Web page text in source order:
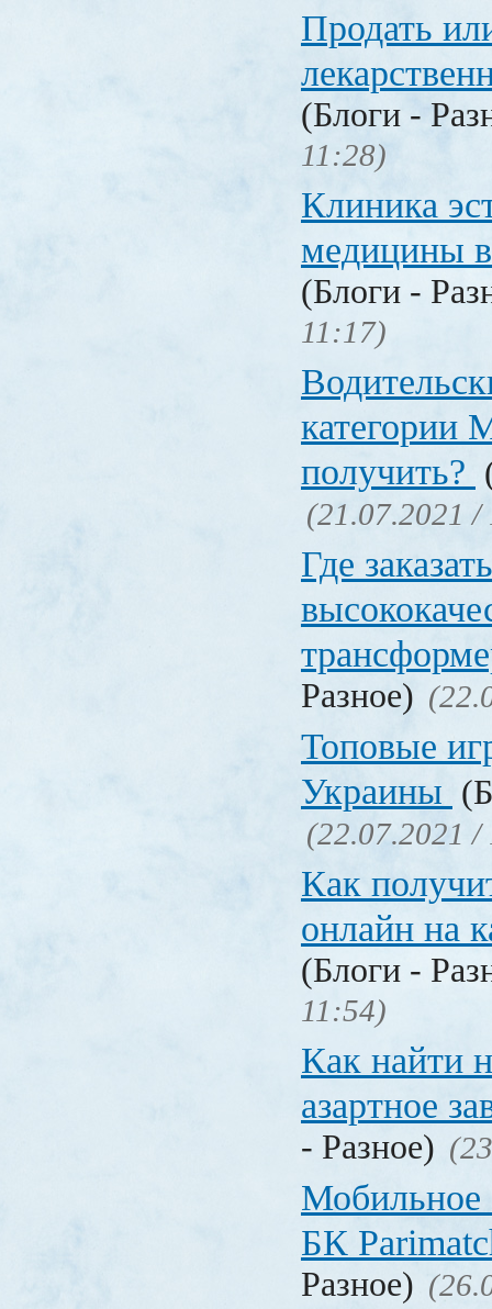
Продать
(Блоги -
11:28)
Клиника
медицины
(Блоги -
11:17)
категории
получить?
(21.07.2021 /
Где заказать
Разное)
Топовые
Украины
(22.07.2021 /
Как
онлайн на
(Блоги -
11:54)
Как найти
азартное
- Разное)
Мобильное
БК
Разное)